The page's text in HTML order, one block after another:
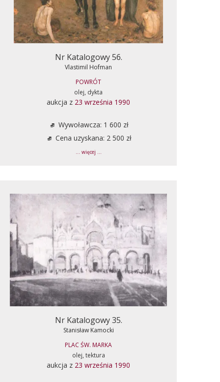
Nr Katalogowy 56.
Vlastimil Hofman
POWRÓT
olej, dykta
aukcja z 23 września 1990
Wywoławcza: 1 600 zł
Cena uzyskana: 2 500 zł
... więcej ...
Nr Katalogowy 35.
Stanisław Kamocki
PLAC ŚW. MARKA
olej, tektura
aukcja z 23 września 1990